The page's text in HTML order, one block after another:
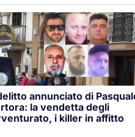
annunciato di
la vendetta degli
i killer in affitto